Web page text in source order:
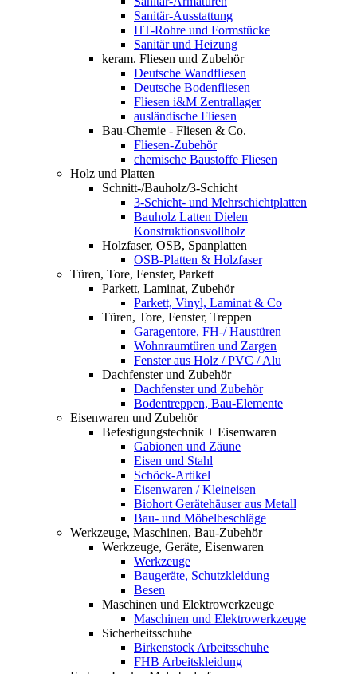
Sanitär-Ausstattung
HT-Rohre und Formstücke
Sanitär und Heizung
keram. Fliesen und Zubehör
Deutsche Wandfliesen
Deutsche Bodenfliesen
Fliesen i&M Zentrallager
ausländische Fliesen
Bau-Chemie - Fliesen & Co.
Fliesen-Zubehör
chemische Baustoffe Fliesen
Holz und Platten
Schnitt-/Bauholz/3-Schicht
3-Schicht- und Mehrschichtplatten
Bauholz Latten Dielen
Konstruktionsvollholz
Holzfaser, OSB, Spanplatten
OSB-Platten & Holzfaser
Türen, Tore, Fenster, Parkett
Parkett, Laminat, Zubehör
Parkett, Vinyl, Laminat & Co
Türen, Tore, Fenster, Treppen
Garagentore, FH-/ Haustüren
Wohnraumtüren und Zargen
Fenster aus Holz / PVC / Alu
Dachfenster und Zubehör
Dachfenster und Zubehör
Bodentreppen, Bau-Elemente
Eisenwaren und Zubehör
Befestigungstechnik + Eisenwaren
Gabionen und Zäune
Eisen und Stahl
Schöck-Artikel
Eisenwaren / Kleineisen
Biohort Gerätehäuser aus Metall
Bau- und Möbelbeschläge
Werkzeuge, Maschinen, Bau-Zubehör
Werkzeuge, Geräte, Eisenwaren
Werkzeuge
Baugeräte, Schutzkleidung
Besen
Maschinen und Elektrowerkzeuge
Maschinen und Elektrowerkzeuge
Sicherheitsschuhe
Birkenstock Arbeitsschuhe
FHB Arbeitskleidung